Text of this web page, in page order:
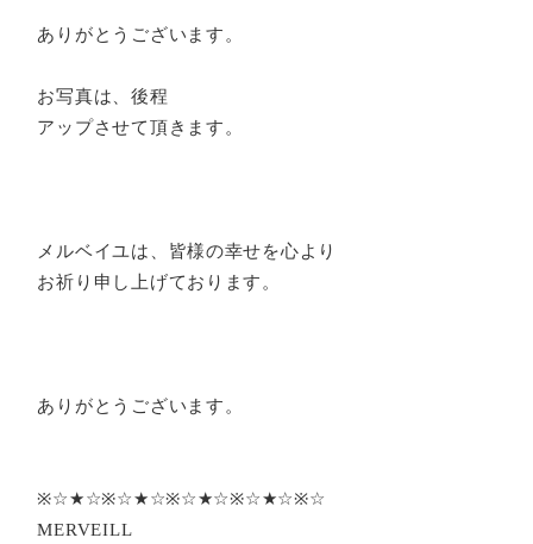
ありがとうございます。
お写真は、後程
アップさせて頂きます。
メルベイユは、皆様の幸せを心より
お祈り申し上げております。
ありがとうございます。
※☆★☆※☆★☆※☆★☆※☆★☆※☆
MERVEILL